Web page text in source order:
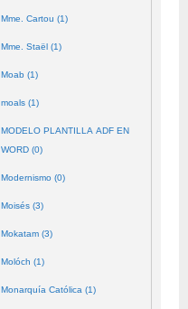
Mme. Cartou (1)
Mme. Staël (1)
Moab (1)
moals (1)
MODELO PLANTILLA ADF EN
WORD (0)
Modernismo (0)
Moisés (3)
Mokatam (3)
Molóch (1)
Monarquía Católica (1)